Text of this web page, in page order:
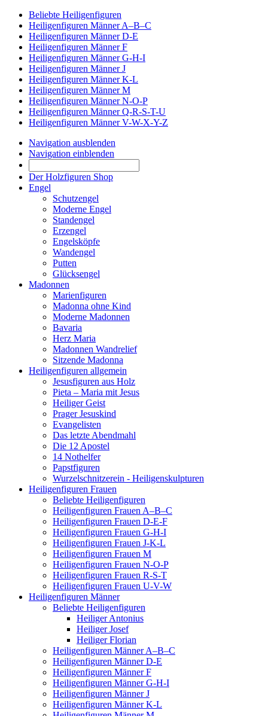
Beliebte Heiligenfiguren
Heiligenfiguren Männer A–B–C
Heiligenfiguren Männer D-E
Heiligenfiguren Männer F
Heiligenfiguren Männer G-H-I
Heiligenfiguren Männer J
Heiligenfiguren Männer K-L
Heiligenfiguren Männer M
Heiligenfiguren Männer N-O-P
Heiligenfiguren Männer Q-R-S-T-U
Heiligenfiguren Männer V-W-X-Y-Z
Navigation ausblenden
Navigation einblenden
Der Holzfiguren Shop
Engel
Schutzengel
Moderne Engel
Standengel
Erzengel
Engelsköpfe
Wandengel
Putten
Glücksengel
Madonnen
Marienfiguren
Madonna ohne Kind
Moderne Madonnen
Bavaria
Herz Maria
Madonnen Wandrelief
Sitzende Madonna
Heiligenfiguren allgemein
Jesusfiguren aus Holz
Pieta – Maria mit Jesus
Heiliger Geist
Prager Jesuskind
Evangelisten
Das letzte Abendmahl
Die 12 Apostel
14 Nothelfer
Papstfiguren
Wurzelschnitzerein - Heiligenskulpturen
Heiligenfiguren Frauen
Beliebte Heiligenfiguren
Heiligenfiguren Frauen A–B–C
Heiligenfiguren Frauen D-E-F
Heiligenfiguren Frauen G-H-I
Heiligenfiguren Frauen J-K-L
Heiligenfiguren Frauen M
Heiligenfiguren Frauen N-O-P
Heiligenfiguren Frauen R-S-T
Heiligenfiguren Frauen U-V-W
Heiligenfiguren Männer
Beliebte Heiligenfiguren
Heiliger Antonius
Heiliger Josef
Heiliger Florian
Heiligenfiguren Männer A–B–C
Heiligenfiguren Männer D-E
Heiligenfiguren Männer F
Heiligenfiguren Männer G-H-I
Heiligenfiguren Männer J
Heiligenfiguren Männer K-L